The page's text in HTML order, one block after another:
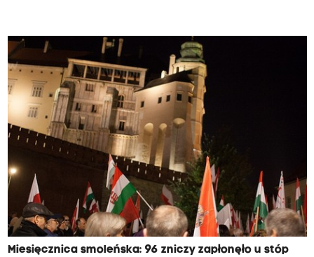
Miesięcznica smoleńska: 96 zniczy zapłonęło u stóp